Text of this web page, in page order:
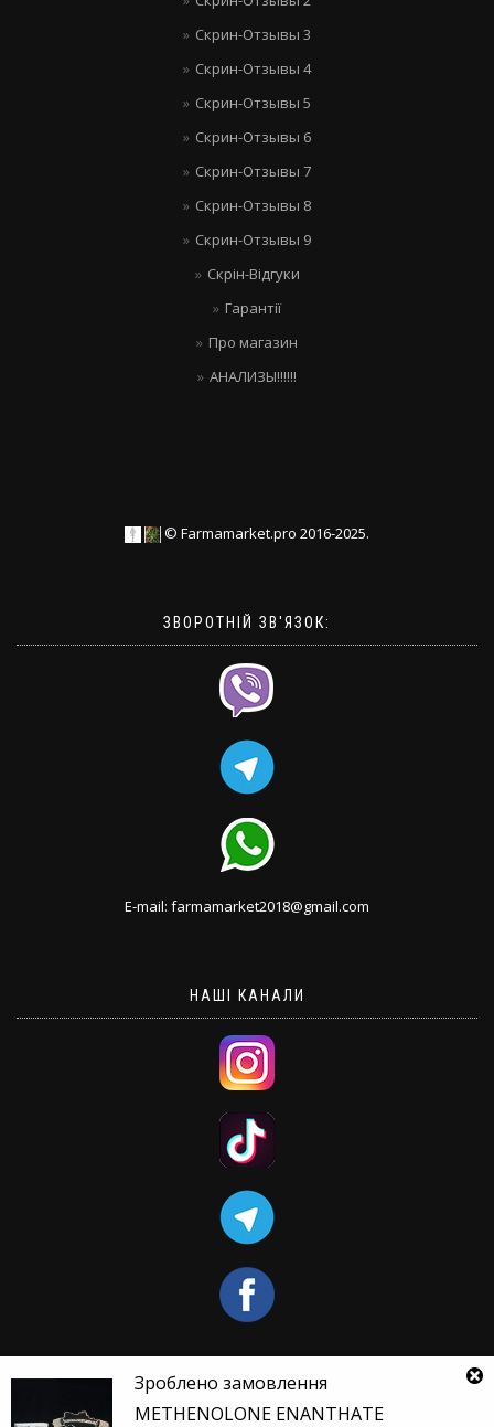
Скрин-Отзывы 3
Скрин-Отзывы 4
Скрин-Отзывы 5
Скрин-Отзывы 6
Скрин-Отзывы 7
Скрин-Отзывы 8
Скрин-Отзывы 9
Скрін-Відгуки
Гарантії
Про магазин
АНАЛИЗЫ!!!!!!
© Farmamarket.pro 2016-2025.
ЗВОРОТНІЙ ЗВ'ЯЗОК:
E-mail: farmamarket2018@gmail.com
НАШІ КАНАЛИ
Зроблено замовлення
METHENOLONE ENANTHATE